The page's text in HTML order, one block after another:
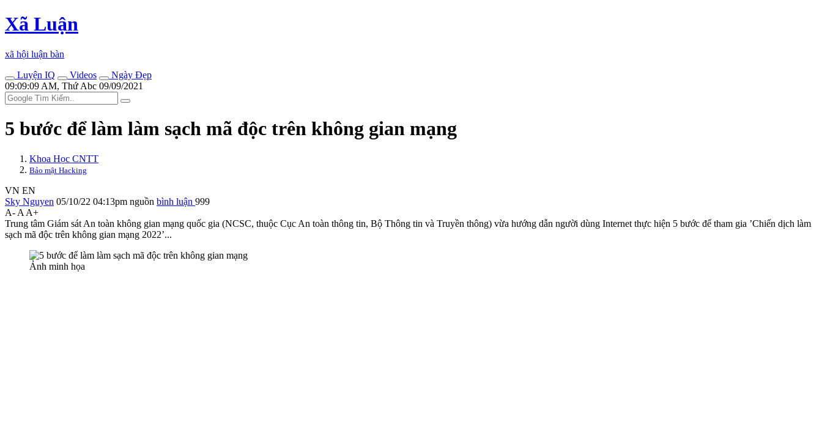
Xã Luận
xã hội luận bàn
Luyện IQ
Videos
Ngày Đẹp
09:09:09 AM, Thứ Abc 09/09/2021
5 bước để làm làm sạch mã độc trên không gian mạng
Khoa Học CNTT
Bảo mật Hacking
VN EN
Sky Nguyen 05/10/22 04:13pm nguồn bình luận 999
A- A A+
Trung tâm Giám sát An toàn không gian mạng quốc gia (NCSC, thuộc Cục An toàn thông tin, Bộ Thông tin và Truyền thông) vừa hướng dẫn người dùng Internet thực hiện 5 bước để tham gia ’Chiến dịch làm
sạch mã độc trên không gian mạng 2022’...
Ảnh minh họa